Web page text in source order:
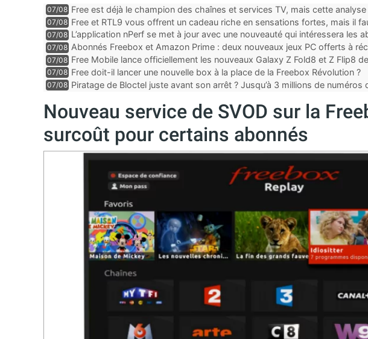
07/08 Free est déjà le champion des chaînes et services TV, mais cette analyse
encore au moin...
07/08 Free et RTL9 vous offrent un cadeau riche en sensations fortes, mais il
l’obtenir
07/08 L’application nPerf se met à jour avec une nouveauté qui intéressera les
Mobile, Orange, SFR ...
07/08 Abonnés Freebox et Amazon Prime : deux nouveaux jeux PC offerts à
07/08 Free Mobile lance officiellement les nouveaux Galaxy Z Fold8 et Z Flip8
des promos et des cadeaux
07/08 Free doit-il lancer une nouvelle box à la place de la Freebox Révolution ?
07/08 Piratage de Bloctel juste avant son arrêt ? Jusqu’à 3 millions de numéros
Nouveau service de SVOD sur la
surcoût pour certains abonnés